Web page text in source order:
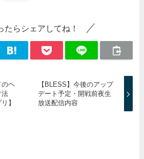
たらシェアしてね！
のヘ
法
】
【BLESS】今後のアップ
デート予定・開戦前夜生
放送配信内容